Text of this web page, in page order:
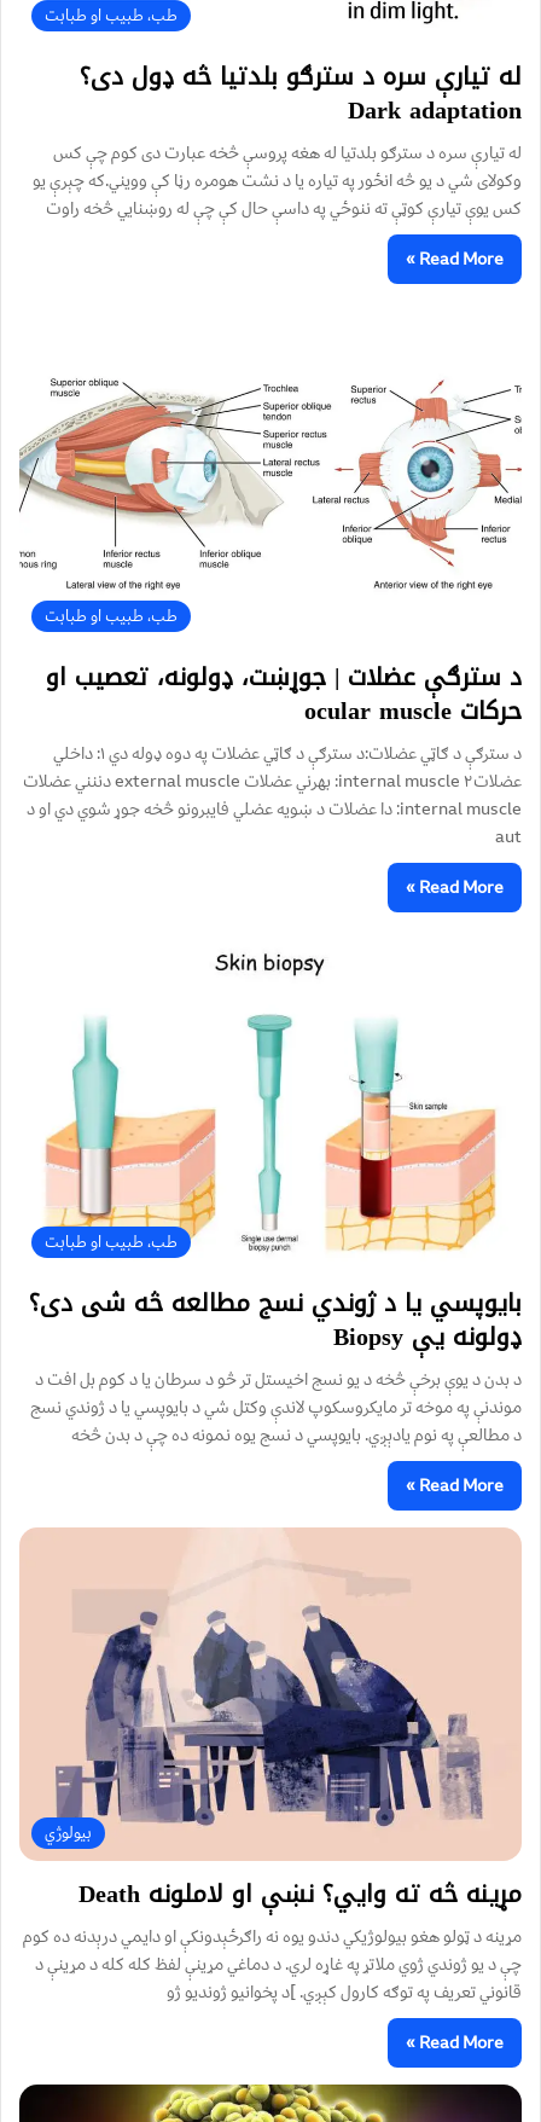
طب، طبیب او طبابت
له تیارې سره د سترګو بلدتیا څه ډول دی؟
Dark adaptation
له تیارې سره د سترګو بلدتیا له هغه پروسې څخه عبارت دی کوم چې کس
وکولای شي د یو څه انځور په تیاره یا د نشت هومره رڼا کې وویني.که چېرې یو
کس یوې تیارې کوټې ته ننوځي په داسې حال کې چې له روښنایي څخه راوت
Read More »
طب، طبیب او طبابت
د سترګې عضلات | جوړښت، ډولونه، تعصیب او
حرکات ocular muscle
د سترګې د ګاټي عضلات:د سترګې د ګاټي عضلات په دوه ډوله دي ۱: داخلي
عضلاتinternal muscle ۲: بهرني عضلات external muscle دننني عضلات
internal muscle: دا عضلات د ښویه عضلي فایبرونو څخه جوړ شوي دي او د
aut
Read More »
طب، طبیب او طبابت
بایوپسي یا د ژوندي نسج مطالعه څه شی دی؟
ډولونه یې Biopsy
د بدن د یوې برخې څخه د یو نسج اخیستل تر څو د سرطان یا د کوم بل افت د
موندنې په موخه تر مایکروسکوپ لاندې وکتل شي د بایوپسي یا د ژوندي نسج
د مطالعې په نوم یادېږي. بایوپسي د نسج یوه نمونه ده چې د بدن څخه
Read More »
بیولوژي
مړینه څه ته وايي؟ نښې او لاملونه Death
مړینه د ټولو هغو بیولوژیکي دندو یوه نه راګرځېدونکې او دایمي درېدنه ده کوم
چې د یو ژوندي ژوي ملاتړ په غاړه لري. د دماغي مړینې لفظ کله کله د مړینې د
قانوني تعریف په توګه کارول کېږي. ]د پخوانیو ژوندیو ژو
Read More »